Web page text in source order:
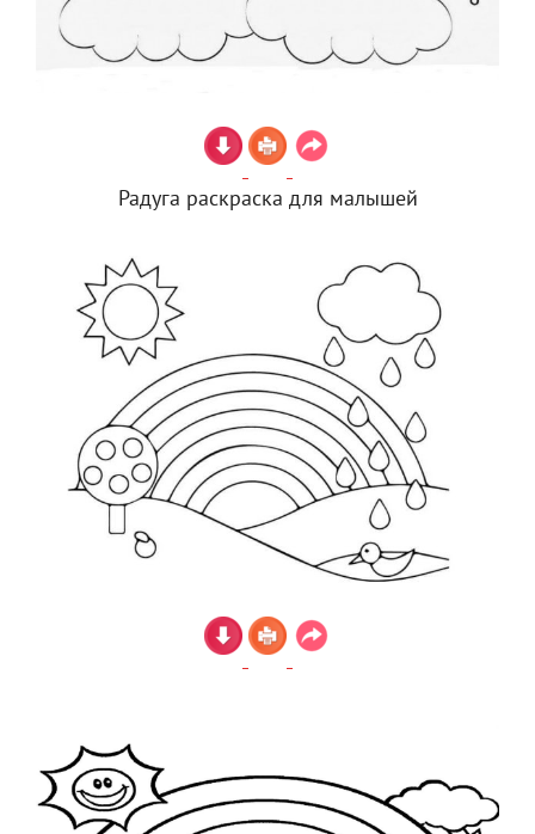
Радуга раскраска для малышей